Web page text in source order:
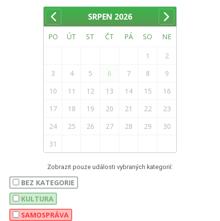
SRPEN 2026
PO ÚT ST ČT PÁ SO NE
1
2
3
4 5 6 7 8
9
10
11 12 13 14 15
16
17
18 19 20 21 22
23
24
25 26 27 28 29
30
31
Zobrazit pouze události vybraných kategorií:
BEZ KATEGORIE
KULTURA
SAMOSPRÁVA